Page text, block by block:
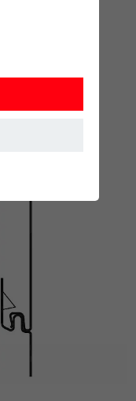
le site
sur le site